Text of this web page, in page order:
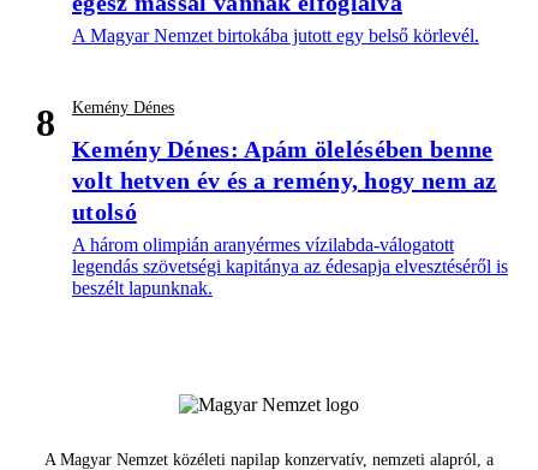
A Magyar Nemzet birtokába jutott egy belső körlevél.
8 Kemény Dénes
Kemény Dénes: Apám ölelésében benne
volt hetven év és a remény, hogy nem az
utolsó
A három olimpián aranyérmes vízilabda-válogatott
legendás szövetségi kapitánya az édesapja elvesztéséről is
beszélt lapunknak.
A Magyar Nemzet közéleti napilap konzervatív, nemzeti alapról, a